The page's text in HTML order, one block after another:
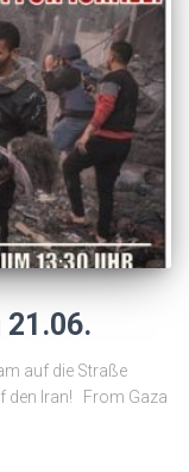
auf die Straße
den Iran! From Gaza